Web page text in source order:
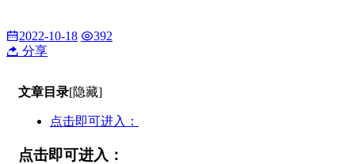
2022-10-18
392
分享
文章目录[隐藏]
点击即可进入：
点击即可进入：